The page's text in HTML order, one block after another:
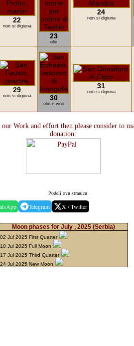
22
non si digiuna
23
olio
24
non si digiuna
29
non si digiuna 30
olio e vino
31
non si digiuna
Work and effort then please consider to
donation:
Podeli ovu stranicu
Telegram X / Twitter
Moon phases for July , 2025 (Serbia)
02 Jul 2025 First Quarter
10 Jul 2025 Full Moon
17 Jul 2025 Third Quarter
24 Jul 2025 New Moon